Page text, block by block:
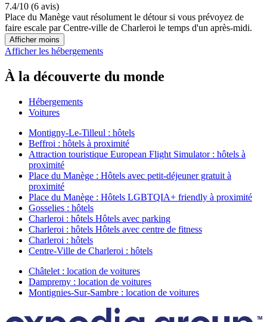
7.4/10 (6 avis)
Place du Manège vaut résolument le détour si vous prévoyez de
faire escale par Centre-ville de Charleroi le temps d'un après-midi.
Afficher moins
Afficher les hébergements
À la découverte du monde
Hébergements
Voitures
Montigny-Le-Tilleul : hôtels
Beffroi : hôtels à proximité
Attraction touristique European Flight Simulator : hôtels à
proximité
Place du Manège : Hôtels avec petit-déjeuner gratuit à
proximité
Place du Manège : Hôtels LGBTQIA+ friendly à proximité
Gosselies : hôtels
Charleroi : hôtels Hôtels avec parking
Charleroi : hôtels Hôtels avec centre de fitness
Charleroi : hôtels
Centre-Ville de Charleroi : hôtels
Châtelet : location de voitures
Dampremy : location de voitures
Montignies-Sur-Sambre : location de voitures